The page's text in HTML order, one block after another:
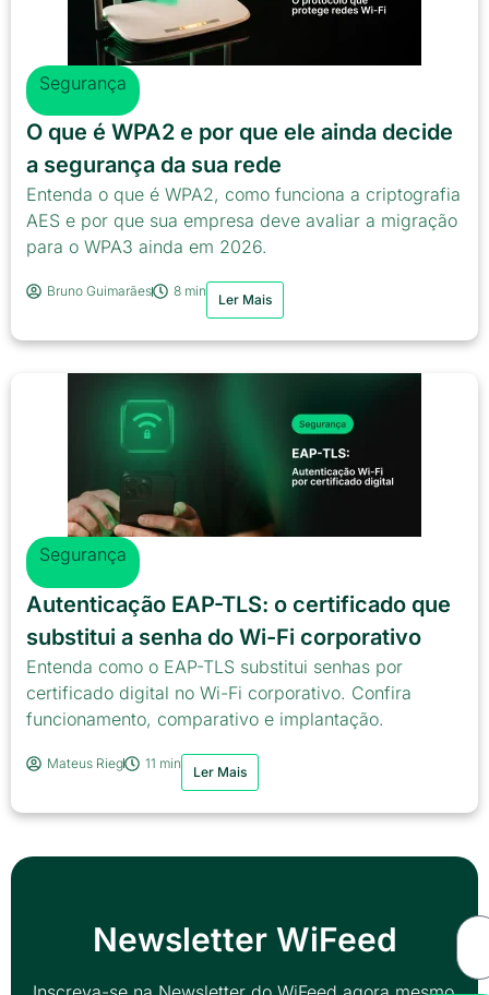
Segurança
O que é WPA2 e por que ele ainda decide
a segurança da sua rede
Entenda o que é WPA2, como funciona a criptografia
AES e por que sua empresa deve avaliar a migração
para o WPA3 ainda em 2026.
Bruno Guimarães 8 min
Ler Mais
Segurança
Autenticação EAP-TLS: o certificado que
substitui a senha do Wi-Fi corporativo
Entenda como o EAP-TLS substitui senhas por
certificado digital no Wi-Fi corporativo. Confira
funcionamento, comparativo e implantação.
Mateus Rieg 11 min
Ler Mais
Newsletter WiFeed